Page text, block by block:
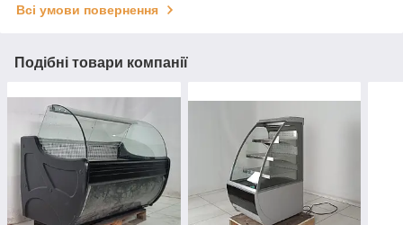
Всі умови повернення
Подібні товари компанії